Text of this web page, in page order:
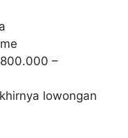
–
lowongan